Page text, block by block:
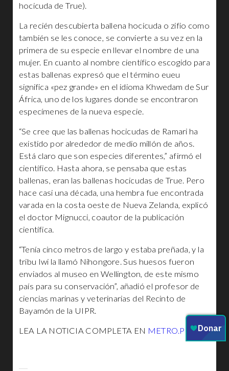
hocicuda de True).
La recién descubierta ballena hocicuda o zifio como
también se les conoce, se convierte a su vez en la
primera de su especie en llevar el nombre de una
mujer. En cuanto al nombre científico escogido para
estas ballenas expresó que el término eueu
significa «pez grande» en el idioma Khwedam de Sur
África, uno de los lugares donde se encontraron
especímenes de la nueva especie.
“Se cree que las ballenas hocicudas de Ramari ha
existido por alrededor de medio millón de años.
Está claro que son especies diferentes,” afirmó el
científico. Hasta ahora, se pensaba que estas
ballenas, eran las ballenas hocicudas de True. Pero
hace casi una década, una hembra fue encontrada
varada en la costa oeste de Nueva Zelanda, explicó
el doctor Mignucci, coautor de la publicación
científica.
“Tenía cinco metros de largo y estaba preñada, y la
tribu Iwi la llamó Nihongore. Sus huesos fueron
enviados al museo en Wellington, de este mismo
país para su conservación”, añadió el profesor de
ciencias marinas y veterinarias del Recinto de
Bayamón de la UIPR.
LEA LA NOTICIA COMPLETA EN METRO.PR